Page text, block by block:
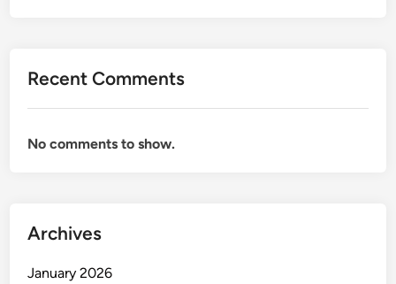
Recent Comments
No comments to show.
Archives
January 2026